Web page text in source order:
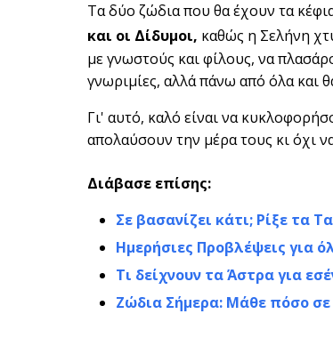
Τα δύο ζώδια που θα έχουν τα
και οι Δίδυμοι, καθώς η Σελήνη
με γνωστούς και φίλους, να
γνωριμίες, αλλά πάνω από όλα και
Γι' αυτό, καλό είναι να
απολαύσουν την μέρα τους κι όχι
Διάβασε επίσης:
Σε βασανίζει κάτι; Ρίξε τα
Ημερήσιες Προβλέψεις για
Τι δείχνουν τα Άστρα για
Ζώδια Σήμερα: Μάθε πόσο σε